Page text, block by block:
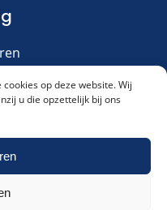
op deze website. Wij
u die opzettelijk bij ons
nieuwsbrief!
privacybeleid